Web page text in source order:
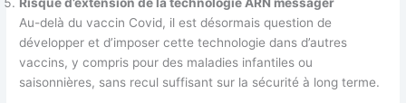
Au-delà du vaccin Covid, il est désormais question de
développer et d’imposer cette technologie dans d’autres
vaccins, y compris pour des maladies infantiles ou
saisonnières, sans recul suffisant sur la sécurité à long terme.